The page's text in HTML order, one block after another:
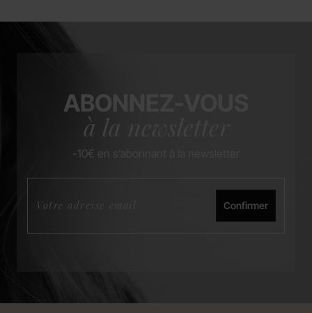
ABONNEZ-VOUS
à la newsletter
-10€ en s’abonnant à la newsletter
Confirmer